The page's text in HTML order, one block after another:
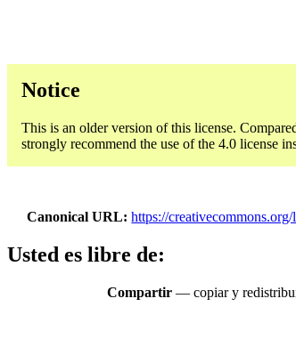
Notice
This is an older version of this license.
strongly recommend the use of the 4.0 license
Canonical URL https://
Usted es libre de:
Compartir — copiar y